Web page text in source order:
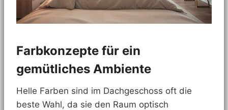
Farbkonzepte für ein
gemütliches Ambiente
Helle Farben sind im Dachgeschoss oft die
beste Wahl, da sie den Raum optisch